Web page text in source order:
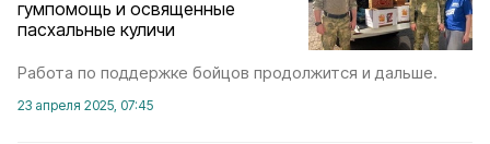
гумпомощь и освященные
пасхальные куличи
Работа по поддержке бойцов продолжится и дальше.
23 апреля 2025, 07:45